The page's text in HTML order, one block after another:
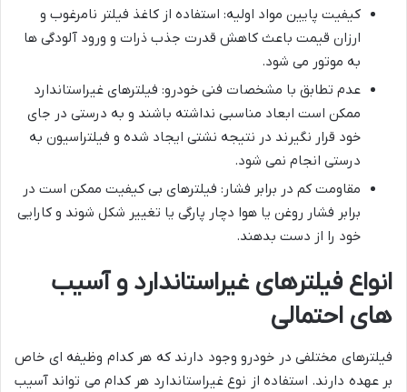
کیفیت پایین مواد اولیه: استفاده از کاغذ فیلتر نامرغوب و
ارزان قیمت باعث کاهش قدرت جذب ذرات و ورود آلودگی ها
به موتور می شود.
عدم تطابق با مشخصات فنی خودرو: فیلترهای غیراستاندارد
ممکن است ابعاد مناسبی نداشته باشند و به درستی در جای
خود قرار نگیرند در نتیجه نشتی ایجاد شده و فیلتراسیون به
درستی انجام نمی شود.
مقاومت کم در برابر فشار: فیلترهای بی کیفیت ممکن است در
برابر فشار روغن یا هوا دچار پارگی یا تغییر شکل شوند و کارایی
خود را از دست بدهند.
انواع فیلترهای غیراستاندارد و آسیب
های احتمالی
فیلترهای مختلفی در خودرو وجود دارند که هر کدام وظیفه ای خاص
بر عهده دارند. استفاده از نوع غیراستاندارد هر کدام می تواند آسیب